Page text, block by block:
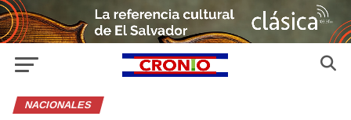
NACIONALES